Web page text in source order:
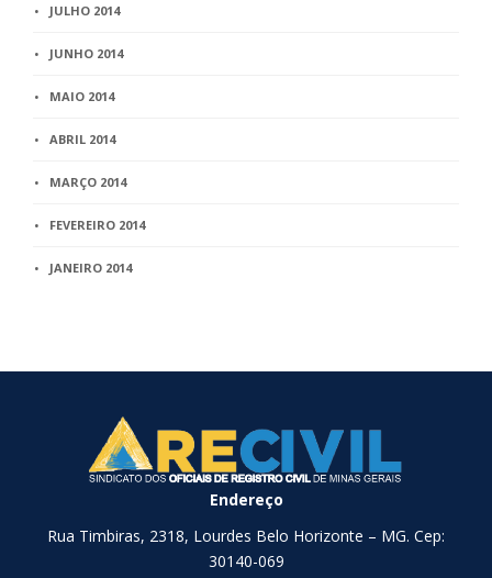
JULHO 2014
JUNHO 2014
MAIO 2014
ABRIL 2014
MARÇO 2014
FEVEREIRO 2014
JANEIRO 2014
Endereço
Rua Timbiras, 2318, Lourdes Belo Horizonte – MG. Cep:
30140-069